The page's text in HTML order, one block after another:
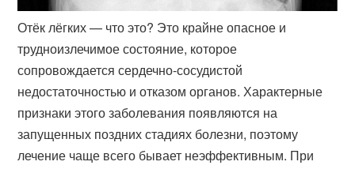
Отёк лёгких — что это? Это крайне опасное и
трудноизлечимое состояние, которое
сопровождается сердечно-сосудистой
недостаточностью и отказом органов. Характерные
признаки этого заболевания появляются на
запущенных поздних стадиях болезни, поэтому
лечение чаще всего бывает неэффективным. При